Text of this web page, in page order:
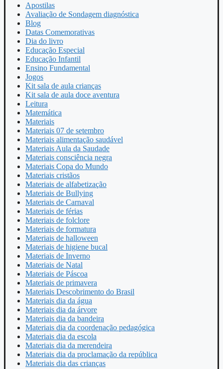
Apostilas
Avaliação de Sondagem diagnóstica
Blog
Datas Comemorativas
Dia do livro
Educação Especial
Educação Infantil
Ensino Fundamental
Jogos
Kit sala de aula crianças
Kit sala de aula doce aventura
Leitura
Matemática
Materiais
Materiais 07 de setembro
Materiais alimentação saudável
Materiais Aula da Saudade
Materiais consciência negra
Materiais Copa do Mundo
Materiais cristãos
Materiais de alfabetização
Materiais de Bullying
Materiais de Carnaval
Materiais de férias
Materiais de folclore
Materiais de formatura
Materiais de halloween
Materiais de higiene bucal
Materiais de Inverno
Materiais de Natal
Materiais de Páscoa
Materiais de primavera
Materiais Descobrimento do Brasil
Materiais dia da água
Materiais dia da árvore
Materiais dia da bandeira
Materiais dia da coordenação pedagógica
Materiais dia da escola
Materiais dia da merendeira
Materiais dia da proclamação da república
Materiais dia das crianças